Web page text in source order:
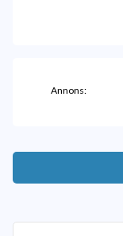
Annons: